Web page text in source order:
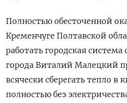
Полностью обесточенной
Кременчуге Полтавской
работать городская
города Виталий Малецкий
всячески сберегать тепло в
полностью без